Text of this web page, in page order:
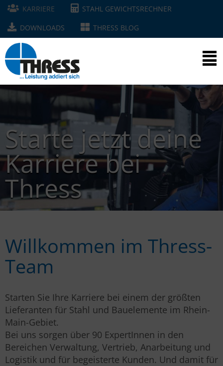
KARRIERE
STAHL GEWICHTSRECHNER
DOWNLOADS
THRESS BLOG
Starte jetzt deine
Karriere bei
Thress
Willkommen im Thress-
Team
Starten Sie Ihre Karriere bei einem der größten
Lieferanten für Stahl und Bauelemente im Rhein-
Main-Gebiet.
Bei uns sorgen über 90 ExpertInnen in den
Bereichen Verwaltung, Vertrieb, Anarbeitung und
Logistik und für begeisterte Kunden. Und damit für